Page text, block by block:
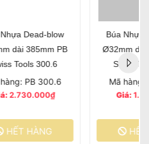
Cây Lấy Dấu Tay Sần
Chống Trượt Size 1
Mã hàng: PB 705.1
Giá: